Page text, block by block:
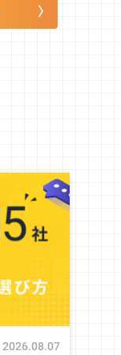
2026.08.07